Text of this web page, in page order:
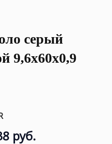
серый
9,6x60x0,9
руб.